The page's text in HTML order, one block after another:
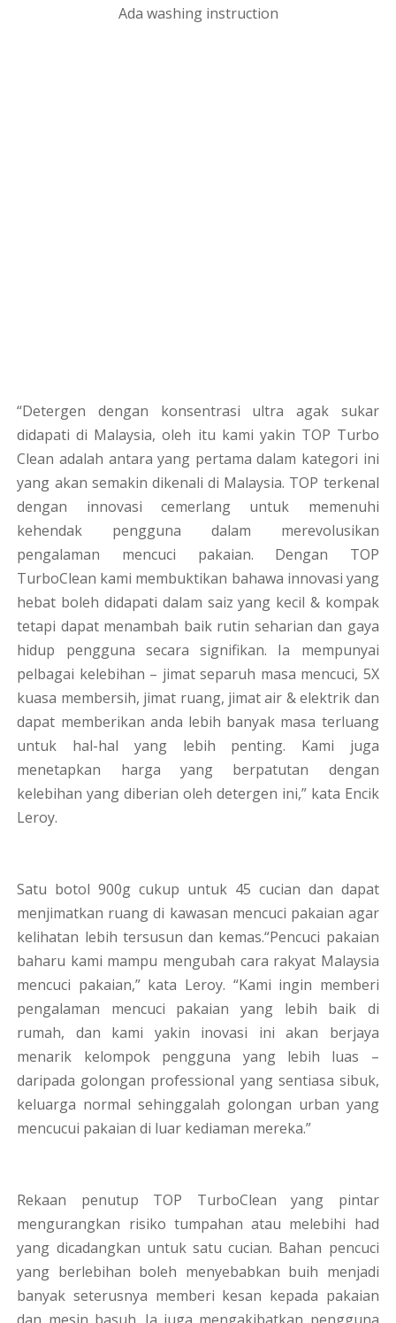
Ada washing instruction
“Detergen dengan konsentrasi ultra agak sukar
didapati di Malaysia, oleh itu kami yakin TOP Turbo
Clean adalah antara yang pertama dalam kategori ini
yang akan semakin dikenali di Malaysia. TOP terkenal
dengan innovasi cemerlang untuk memenuhi
kehendak pengguna dalam merevolusikan
pengalaman mencuci pakaian. Dengan TOP
TurboClean kami membuktikan bahawa innovasi yang
hebat boleh didapati dalam saiz yang kecil & kompak
tetapi dapat menambah baik rutin seharian dan gaya
hidup pengguna secara signifikan. Ia mempunyai
pelbagai kelebihan – jimat separuh masa mencuci, 5X
kuasa membersih, jimat ruang, jimat air & elektrik dan
dapat memberikan anda lebih banyak masa terluang
untuk hal-hal yang lebih penting. Kami juga
menetapkan harga yang berpatutan dengan
kelebihan yang diberian oleh detergen ini,” kata Encik
Leroy.
Satu botol 900g cukup untuk 45 cucian dan dapat
menjimatkan ruang di kawasan mencuci pakaian agar
kelihatan lebih tersusun dan kemas.“Pencuci pakaian
baharu kami mampu mengubah cara rakyat Malaysia
mencuci pakaian,” kata Leroy. “Kami ingin memberi
pengalaman mencuci pakaian yang lebih baik di
rumah, dan kami yakin inovasi ini akan berjaya
menarik kelompok pengguna yang lebih luas –
daripada golongan professional yang sentiasa sibuk,
keluarga normal sehinggalah golongan urban yang
mencucui pakaian di luar kediaman mereka.”
Rekaan penutup TOP TurboClean yang pintar
mengurangkan risiko tumpahan atau melebihi had
yang dicadangkan untuk satu cucian. Bahan pencuci
yang berlebihan boleh menyebabkan buih menjadi
banyak seterusnya memberi kesan kepada pakaian